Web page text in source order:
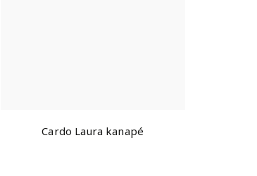
Cardo Laura kanapé